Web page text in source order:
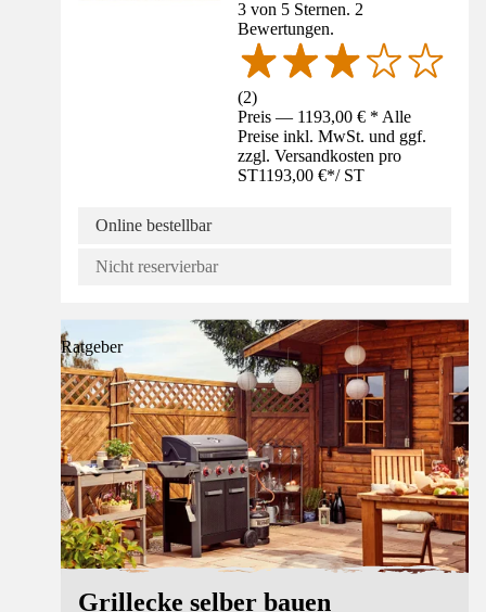
3 von 5 Sternen. 2
Bewertungen.
(2)
Preis — 1193,00 € * Alle
Preise inkl. MwSt. und ggf.
zzgl. Versandkosten pro
ST1193,00 €*/ ST
Online bestellbar
Nicht reservierbar
Ratgeber
Grillecke selber bauen